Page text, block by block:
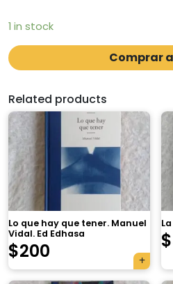
1 in stock
Comprar
Related products
Lo que hay que tener. Manuel
Vidal. Ed Edhasa
$200 $